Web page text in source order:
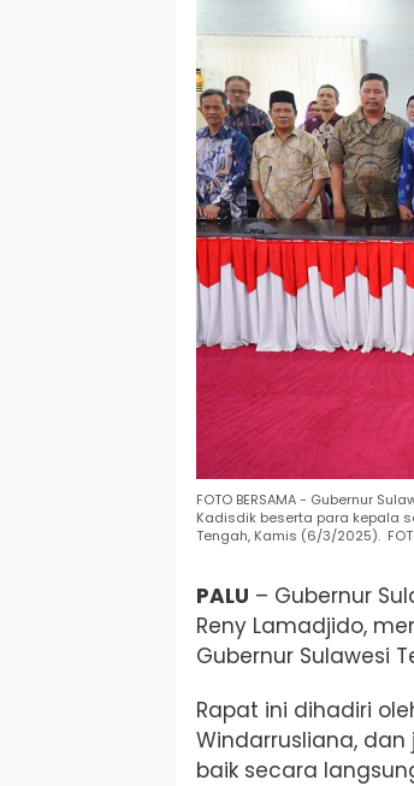
FOTO BERSAMA - Gubernur
Kadisdik beserta para kepala
Tengah, Kamis (6/3/2025).
PALU – Gubernur
Reny Lamadjido,
Gubernur Sulawesi
Rapat ini dihadiri
Windarrusliana, dan
baik secara